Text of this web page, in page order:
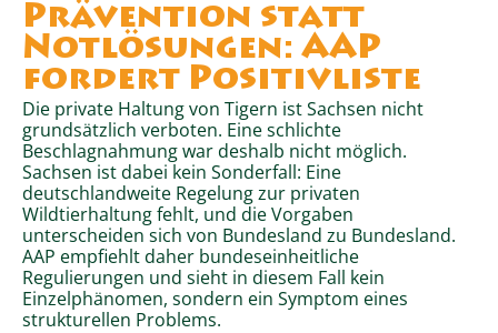
Prävention statt
Notlösungen: AAP
fordert Positivliste
Die private Haltung von Tigern ist Sachsen nicht
grundsätzlich verboten. Eine schlichte
Beschlagnahmung war deshalb nicht möglich.
Sachsen ist dabei kein Sonderfall: Eine
deutschlandweite Regelung zur privaten
Wildtierhaltung fehlt, und die Vorgaben
unterscheiden sich von Bundesland zu Bundesland.
AAP empfiehlt daher bundeseinheitliche
Regulierungen und sieht in diesem Fall kein
Einzelphänomen, sondern ein Symptom eines
strukturellen Problems.